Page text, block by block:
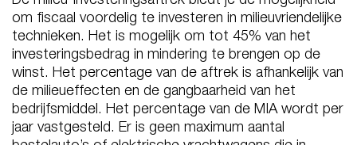
om fiscaal voordelig te investeren in milieuvriendelijke
technieken. Het is mogelijk om tot 45% van het
investeringsbedrag in mindering te brengen op de
winst. Het percentage van de aftrek is afhankelijk van
de milieueffecten en de gangbaarheid van het
bedrijfsmiddel. Het percentage van de MIA wordt per
jaar vastgesteld. Er is geen maximum aantal